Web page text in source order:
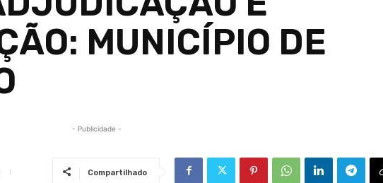
MUNICÍPIO DE
- Publicidade -
Compartilhado